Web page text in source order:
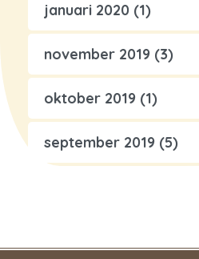
januari 2020 (1)
november 2019 (3)
oktober 2019 (1)
september 2019 (5)